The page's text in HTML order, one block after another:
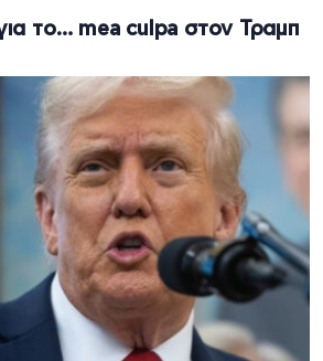
το… mea culpa στον Τραμπ